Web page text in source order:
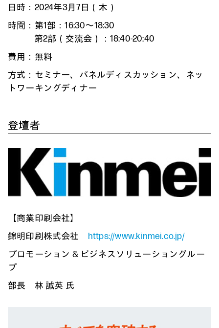
日時：2024年3月7日（木）
時間：第1部：16:30～18:30
第2部（交流会）：18:40-20:40
費用：無料
方式：セミナー、パネルディスカッション、ネッ
トワーキングディナー
登壇者
【商業印刷会社】
錦明印刷株式会社
https://www.kinmei.co.jp/
プロモーション & ビジネスソリューショングルー
プ
部長 林 誠英 氏